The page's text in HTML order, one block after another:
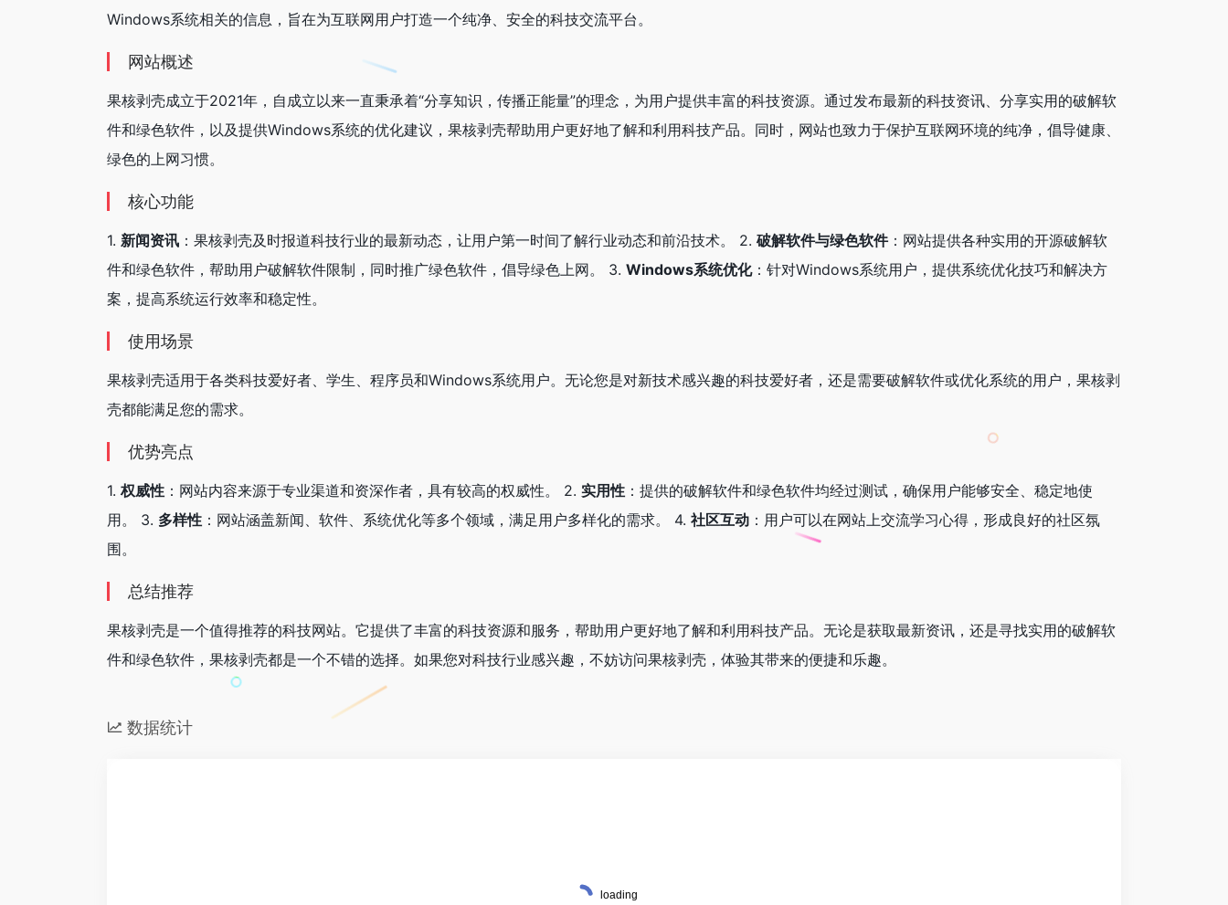
Windows系统相关的信息，旨在为互联网用户打造一个纯净、安全的科技交流平台。
网站概述
果核剥壳成立于2021年，自成立以来一直秉承着“分享知识，传播正能量”的理念，为用户提供丰富的科技资源。通过发布最新的科技资讯、分享实用的破解软
件和绿色软件，以及提供Windows系统的优化建议，果核剥壳帮助用户更好地了解和利用科技产品。同时，网站也致力于保护互联网环境的纯净，倡导健康、
绿色的上网习惯。
核心功能
1. 新闻资讯 ：果核剥壳及时报道科技行业的最新动态，让用户第一时间了解行业动态和前沿技术。 2. 破解软件与绿色软件：网站提供各种实用的开源破解软
件和绿色软件，帮助用户破解软件限制，同时推广绿色软件，倡导绿色上网。 3. Windows系统优化：针对Windows系统用户，提供系统优化技巧和解决方
案，提高系统运行效率和稳定性。
使用场景
果核剥壳适用于各类科技爱好者、学生、程序员和Windows系统用户。无论您是对新技术感兴趣的科技爱好者，还是需要破解软件或优化系统的用户，果核剥
壳都能满足您的需求。
优势亮点
1. 权威性 ：网站内容来源于专业渠道和资深作者，具有较高的权威性。 2. 实用性 ：提供的破解软件和绿色软件均经过测试，确保用户能够安全、稳定地使
用。 3. 多样性 ：网站涵盖新闻、软件、系统优化等多个领域，满足用户多样化的需求。 4. 社区互动 ：用户可以在网站上交流学习心得，形成良好的社区氛
围。
总结推荐
果核剥壳是一个值得推荐的科技网站。它提供了丰富的科技资源和服务，帮助用户更好地了解和利用科技产品。无论是获取最新资讯，还是寻找实用的破解软
件和绿色软件，果核剥壳都是一个不错的选择。如果您对科技行业感兴趣，不妨访问果核剥壳，体验其带来的便捷和乐趣。
数据统计